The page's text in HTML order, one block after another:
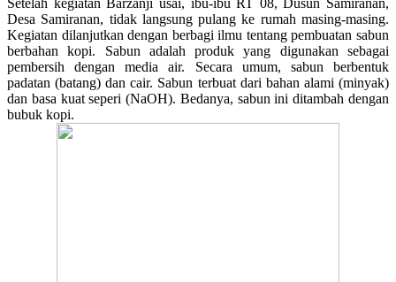
Setelah kegiatan Barzanji usai, ibu-ibu RT 08, Dusun Samiranan,
Desa Samiranan, tidak langsung pulang ke rumah masing-masing.
Kegiatan dilanjutkan dengan berbagi ilmu tentang pembuatan sabun
berbahan kopi. Sabun adalah produk yang digunakan sebagai
pembersih dengan media air. Secara umum, sabun berbentuk
padatan (batang) dan cair. Sabun terbuat dari bahan alami (minyak)
dan basa kuat seperi (NaOH). Bedanya, sabun ini ditambah dengan
bubuk kopi.